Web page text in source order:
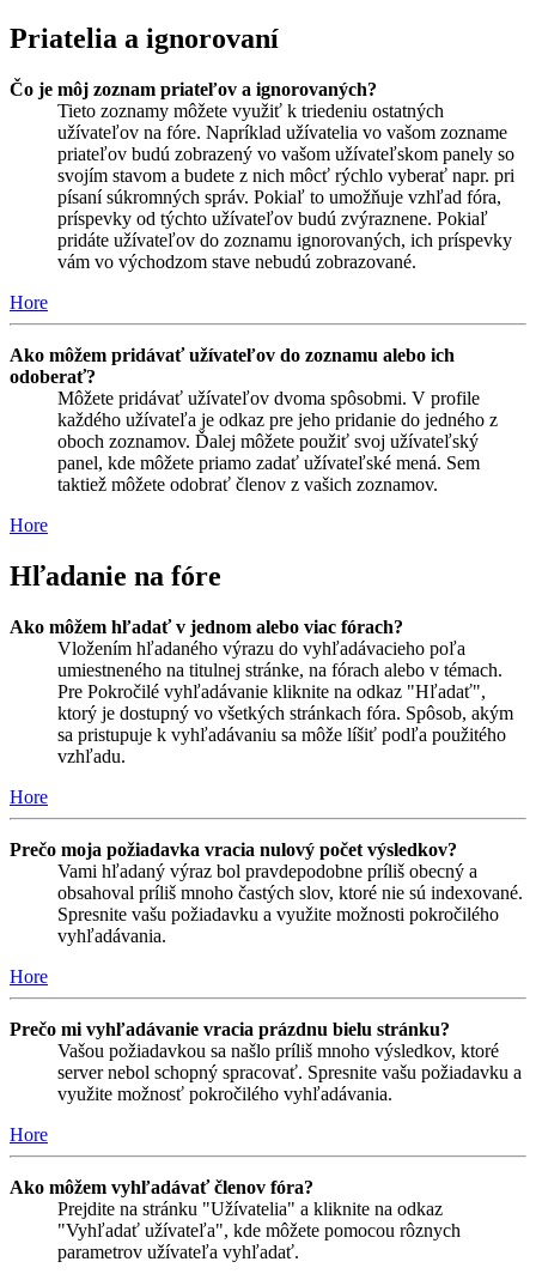
Priatelia a ignorovaní
Čo je môj zoznam priateľov a ignorovaných?
Tieto zoznamy môžete využiť k triedeniu ostatných
užívateľov na fóre. Napríklad užívatelia vo vašom zozname
priateľov budú zobrazený vo vašom užívateľskom panely so
svojím stavom a budete z nich môcť rýchlo vyberať napr. pri
písaní súkromných správ. Pokiaľ to umožňuje vzhľad fóra,
príspevky od týchto užívateľov budú zvýraznene. Pokiaľ
pridáte užívateľov do zoznamu ignorovaných, ich príspevky
vám vo východzom stave nebudú zobrazované.
Hore
Ako môžem pridávať užívateľov do zoznamu alebo ich
odoberať?
Môžete pridávať užívateľov dvoma spôsobmi. V profile
každého užívateľa je odkaz pre jeho pridanie do jedného z
oboch zoznamov. Ďalej môžete použiť svoj užívateľský
panel, kde môžete priamo zadať užívateľské mená. Sem
taktiež môžete odobrať členov z vašich zoznamov.
Hore
Hľadanie na fóre
Ako môžem hľadať v jednom alebo viac fórach?
Vložením hľadaného výrazu do vyhľadávacieho poľa
umiestneného na titulnej stránke, na fórach alebo v témach.
Pre Pokročilé vyhľadávanie kliknite na odkaz "Hľadať",
ktorý je dostupný vo všetkých stránkach fóra. Spôsob, akým
sa pristupuje k vyhľadávaniu sa môže líšiť podľa použitého
vzhľadu.
Hore
Prečo moja požiadavka vracia nulový počet výsledkov?
Vami hľadaný výraz bol pravdepodobne príliš obecný a
obsahoval príliš mnoho častých slov, ktoré nie sú indexované.
Spresnite vašu požiadavku a využite možnosti pokročilého
vyhľadávania.
Hore
Prečo mi vyhľadávanie vracia prázdnu bielu stránku?
Vašou požiadavkou sa našlo príliš mnoho výsledkov, ktoré
server nebol schopný spracovať. Spresnite vašu požiadavku a
využite možnosť pokročilého vyhľadávania.
Hore
Ako môžem vyhľadávať členov fóra?
Prejdite na stránku "Užívatelia" a kliknite na odkaz
"Vyhľadať užívateľa", kde môžete pomocou rôznych
parametrov užívateľa vyhľadať.